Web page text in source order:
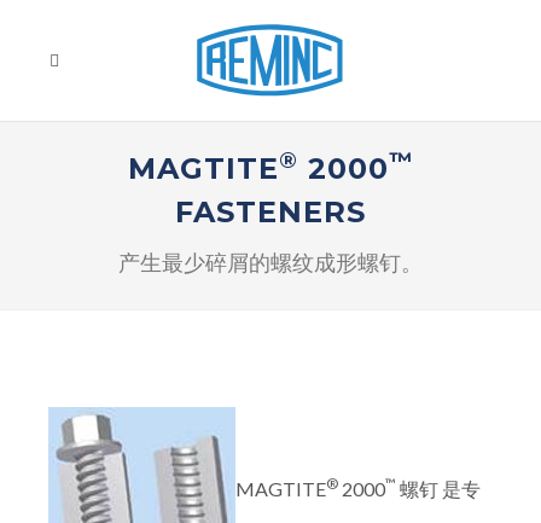
MAGTITE® 2000™
FASTENERS
产生最少碎屑的螺纹成形螺钉。
MAGTITE® 2000™ 螺钉 是专